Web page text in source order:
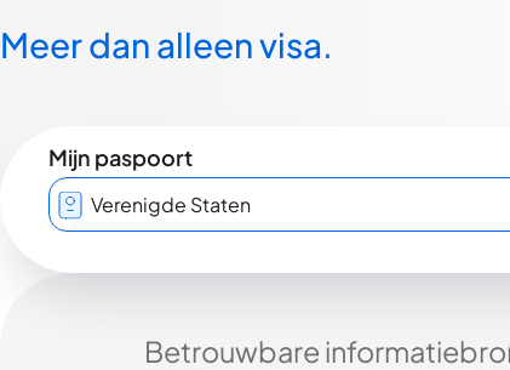
Meer dan alleen visa.
Mijn paspoort
Betrouwbare